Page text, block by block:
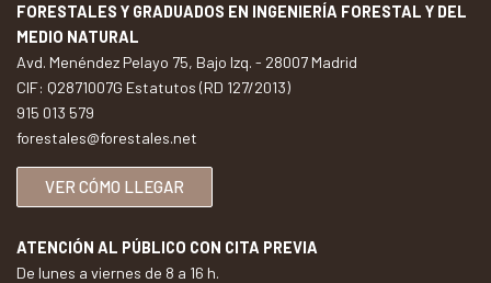
FORESTALES Y GRADUADOS EN INGENIERÍA FORESTAL Y DEL
MEDIO NATURAL
Avd. Menéndez Pelayo 75, Bajo Izq. - 28007 Madrid
CIF: Q2871007G Estatutos (RD 127/2013)
915 013 579
forestales@forestales.net
VER CÓMO LLEGAR
ATENCIÓN AL PÚBLICO CON CITA PREVIA
De lunes a viernes de 8 a 16 h.